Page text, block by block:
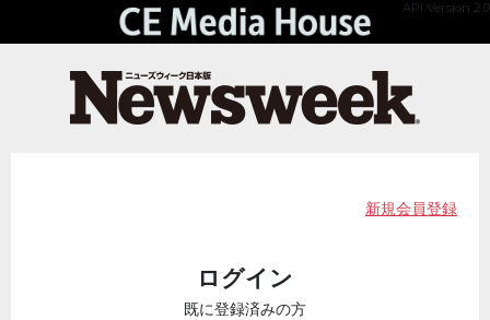
API Version 2.0
新規会員登録
ログイン
既に登録済みの方